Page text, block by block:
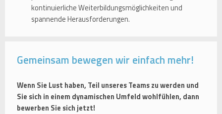
kontinuierliche Weiterbildungsmöglichkeiten und
spannende Herausforderungen.
Gemeinsam bewegen wir einfach mehr!
Wenn Sie Lust haben, Teil unseres Teams zu werden und
Sie sich in einem dynamischen Umfeld wohlfühlen, dann
bewerben Sie sich jetzt!